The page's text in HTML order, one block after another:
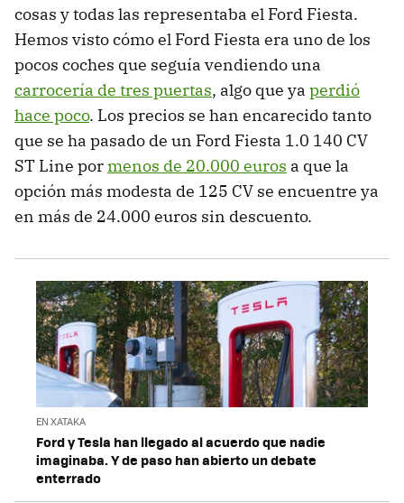
cosas y todas las representaba el Ford Fiesta.
Hemos visto cómo el Ford Fiesta era uno de los
pocos coches que seguía vendiendo una
carrocería de tres puertas, algo que ya perdió
hace poco. Los precios se han encarecido tanto
que se ha pasado de un Ford Fiesta 1.0 140 CV
ST Line pormenos de 20.000 euros a que la
opción más modesta de 125 CV se encuentre ya
en más de 24.000 euros sin descuento.
EN XATAKA
Ford y Tesla han llegado al acuerdo que nadie
imaginaba. Y de paso han abierto un debate
enterrado